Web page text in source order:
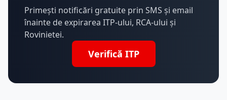
Primești notificări gratuite prin SMS și email
înainte de expirarea ITP-ului, RCA-ului și
Rovinietei.
Verifică ITP